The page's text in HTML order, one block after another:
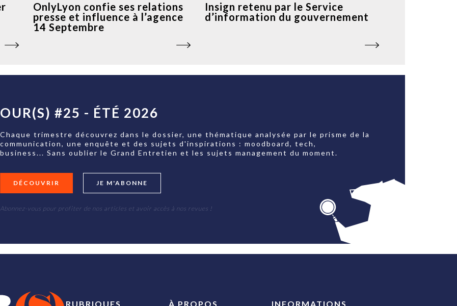
OnlyLyon confie ses relations
presse et influence à l’agence
14 Septembre
Insign retenu par le Service
d’information du gouvernement
OUR(S) #25 - ÉTÉ 2026
Chaque trimestre découvrez dans le dossier, une thématique analysée par le prisme de la
communication, une enquête et des sujets d'inspirations : moodboard, tech,
business... Sans oublier le Grand Entretien et les sujets management du moment.
DÉCOUVRIR JE M'ABONNE
Abonnez-vous pour profiter de nos articles et avoir accès à nos revues !
RUBRIQUES À PROPOS INFORMATIONS